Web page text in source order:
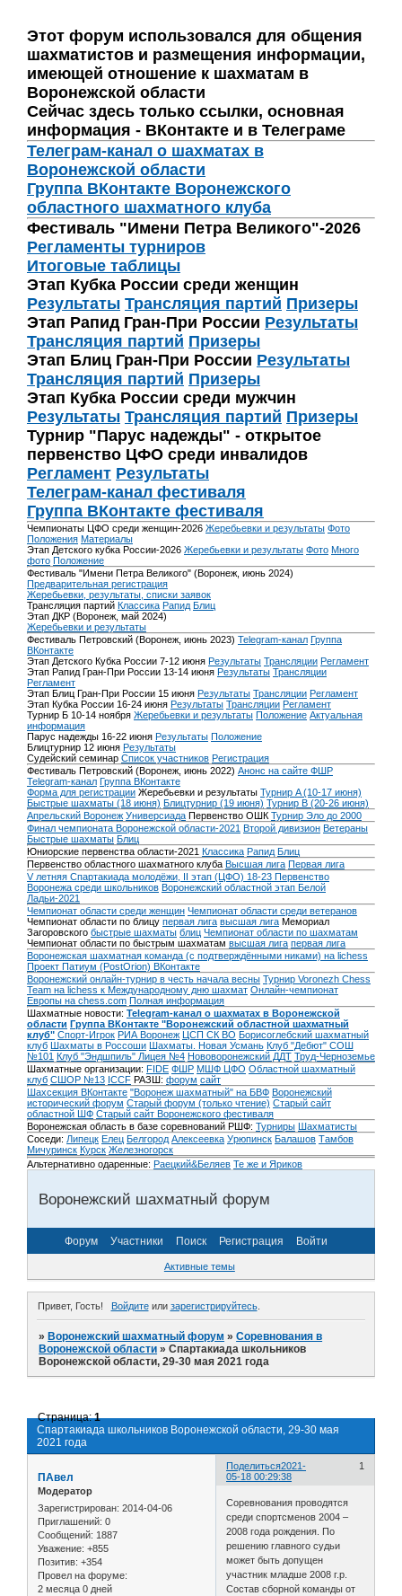
Этот форум использовался для общения
шахматистов и размещения информации,
имеющей отношение к шахматам в
Воронежской области
Сейчас здесь только ссылки, основная
информация - ВКонтакте и в Телеграме
Телеграм-канал о шахматах в
Воронежской области
Группа ВКонтакте Воронежского
областного шахматного клуба
Фестиваль "Имени Петра Великого"-2026
Регламенты турниров
Итоговые таблицы
Этап Кубка России среди женщин
Результаты Трансляция партий Призеры
Этап Рапид Гран-При России Результаты
Трансляция партий Призеры
Этап Блиц Гран-При России Результаты
Трансляция партий Призеры
Этап Кубка России среди мужчин
Результаты Трансляция партий Призеры
Турнир "Парус надежды" - открытое
первенство ЦФО среди инвалидов
Регламент Результаты
Телеграм-канал фестиваля
Группа ВКонтакте фестиваля
Чемпионаты ЦФО среди женщин-2026 Жеребьевки и результаты Фото
Положения Материалы
Этап Детского кубка России-2026 Жеребьевки и результаты Фото Много
фото Положение
Фестиваль "Имени Петра Великого" (Воронеж, июнь 2024)
Предварительная регистрация
Жеребьевки, результаты, списки заявок
Трансляция партий Классика Рапид Блиц
Этап ДКР (Воронеж, май 2024)
Жеребьевки и результаты
Фестиваль Петровский (Воронеж, июнь 2023) Telegram-канал Группа
ВКонтакте
Этап Детского Кубка России 7-12 июня Результаты Трансляции Регламент
Этап Рапид Гран-При России 13-14 июня Результаты Трансляции
Регламент
Этап Блиц Гран-При России 15 июня Результаты Трансляции Регламент
Этап Кубка России 16-24 июня Результаты Трансляции Регламент
Турнир Б 10-14 ноября Жеребьевки и результаты Положение Актуальная
информация
Парус надежды 16-22 июня Результаты Положение
Блицтурнир 12 июня Результаты
Судейский семинар Список участников Регистрация
Фестиваль Петровский (Воронеж, июнь 2022) Анонс на сайте ФШР
Telegram-канал Группа ВКонтакте
Форма для регистрации Жеребьевки и результаты Турнир A (10-17 июня)
Быстрые шахматы (18 июня) Блицтурнир (19 июня) Турнир B (20-26 июня)
Апрельский Воронеж Универсиада Первенство ОШК Турнир Эло до 2000
Финал чемпионата Воронежской области-2021 Второй дивизион Ветераны
Быстрые шахматы Блиц
Юниорские первенства области-2021 Классика Рапид Блиц
Первенство областного шахматного клуба Высшая лига Первая лига
V летняя Спартакиада молодёжи, II этап (ЦФО) 18-23 Первенство
Воронежа среди школьников Воронежский областной этап Белой
Ладьи-2021
Чемпионат области среди женщин Чемпионат области среди ветеранов
Чемпионат области по блицу первая лига высшая лига Мемориал
Загоровского быстрые шахматы блиц Чемпионат области по шахматам
Чемпионат области по быстрым шахматам высшая лига первая лига
Воронежская шахматная команда (с подтверждёнными никами) на lichess
Проект Патиум (PostOrion) ВКонтакте
Воронежский онлайн-турнир в честь начала весны Турнир Voronezh Chess
Team на lichess к Международному дню шахмат Онлайн-чемпионат
Европы на chess.com Полная информация
Шахматные новости: Telegram-канал о шахматах в Воронежской
области Группа ВКонтакте "Воронежский областной шахматный
клуб" Спорт-Игрок РИА Воронеж ЦСП СК ВО Борисоглебский шахматный
клуб Шахматы в Россоши Шахматы. Новая Усмань Клуб "Дебют" СОШ
№101 Клуб "Эндшпиль" Лицея №4 Нововоронежский ДДТ Труд-Черноземье
Шахматные организации: FIDE ФШР МШФ ЦФО Областной шахматный
клуб СШОР №13 ICCF РАЗШ: форум сайт
Шахсекция ВКонтакте "Воронеж шахматный" на БВФ Воронежский
исторический форум Cтарый форум (только чтение) Старый сайт
областной ШФ Старый сайт Воронежского фестиваля
Воронежская область в базе соревнований РШФ: Турниры Шахматисты
Соседи: Липецк Елец Белгород Алексеевка Урюпинск Балашов Тамбов
Мичуринск Курск Железногорск
Альтернативно одаренные: Раецкий&Беляев Те же и Яриков
Воронежский шахматный форум
Форум Участники Поиск Регистрация Войти
Активные темы
Привет, Гость! Войдитеили зарегистрируйтесь.
»Воронежский шахматный форум »Соревнования в
Воронежской области »Спартакиада школьников
Воронежской области, 29-30 мая 2021 года
Спартакиада школьников Воронежской области, 29-30 мая
2021 года
Страница:1
Поделиться 1
2021-
05-18 00:29:38
ПАвел
Модератор
Зарегистрирован: 2014-04-06
Приглашений: 0
Сообщений: 1887
Уважение: +855
Позитив: +354
Провел на форуме:
2 месяца 0 дней
Соревнования проводятся
среди спортсменов 2004 –
2008 года рождения. По
решению главного судьи
может быть допущен
участник младше 2008 г.р.
Состав сборной команды от